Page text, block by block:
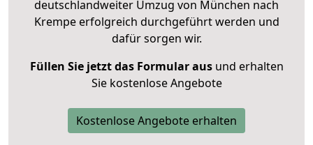
deutschlandweiter Umzug von München nach
Krempe erfolgreich durchgeführt werden und
dafür sorgen wir.
Füllen Sie jetzt das Formular ausund erhalten
Sie kostenlose Angebote
Kostenlose Angebote erhalten